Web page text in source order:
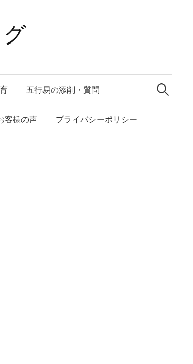
五行易の添削・質問
客様の声 プライバシーポリシー
検
索: